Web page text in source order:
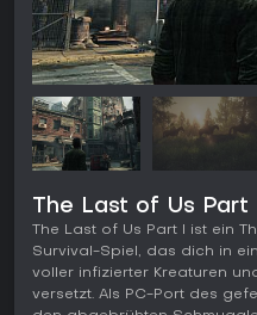
The Last of Us
The Last of Us Part I ist ein
Survival-Spiel, das dich in
voller infizierter Kreaturen
versetzt. Als PC-Port des